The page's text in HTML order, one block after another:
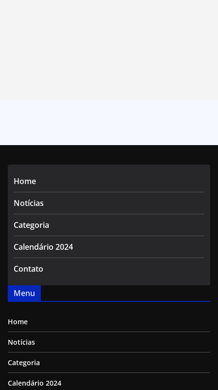
Home
Notícias
Categoria
Calendário 2024
Contato
Menu
Home
Notícias
Categoria
Calendário 2024